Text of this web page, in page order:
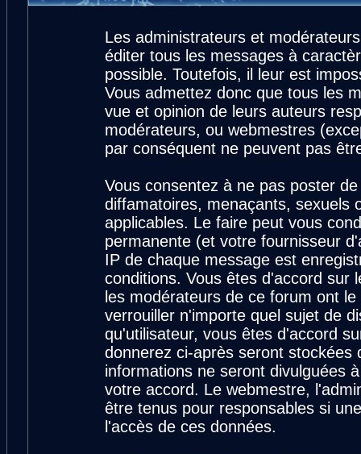
Les administrateurs et
éditer tous les messages à
possible. Toutefois, il leur est
Vous admettez donc que tous les
vue et opinion de leurs auteurs
modérateurs, ou webmestres
par conséquent ne peuvent pas
Vous consentez à ne pas poster
diffamatoires, menaçants, sexuels
applicables. Le faire peut vous
permanente (et votre fournisseur
IP de chaque message est
conditions. Vous êtes d'accord sur
les modérateurs de ce forum ont
verrouiller n'importe quel sujet de
qu'utilisateur, vous êtes d'accord
donnerez ci-après seront stockées
informations ne seront divulguées
votre accord. Le webmestre,
être tenus pour responsables si
l'accès de ces données.